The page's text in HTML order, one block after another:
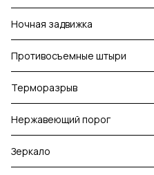
Ночная задвижка
Противосъемные штыри
Терморазрыв
Нержавеющий порог
Зеркало